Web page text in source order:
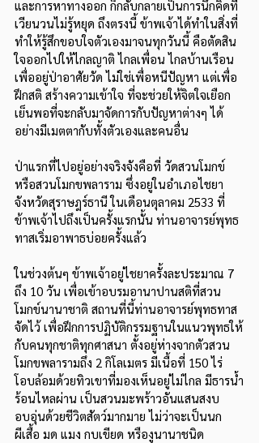
และการหาทางออก ก็กลับกลายเป็นการนึกคิดที่
เวียนวนไม่รู้หยุด ถึงตรงนี้ ข้าพเจ้าได้ทำในสิ่งที่
ทำให้รู้สึกขอบใจตัวเองมาจนทุกวันนี้ คือตัดสิน
ใจออกไปให้ไกลญาติ ไกลเพื่อน ไกลบ้านเรือน
เพื่ออยู่ป่าอาศัยวัด ไม่ใช่เพื่อหนีปัญหา แต่เพื่อ
ฝึกสติ สร้างความเข้าใจ ที่จะช่วยให้จิตใจเยือก
เย็นพอที่จะกลับมาจัดการกับปัญหาต่างๆ ได้
อย่างมีเมตตากับทั้งตัวเองและคนอื่น
ป่าแรกที่ไปอยู่อย่างจริงจังคือที่ วัดสวนโมกข์
หรือสวนโมกขพลาราม ซึ่งอยู่ในอำเภอไชยา
จังหวัดสุราษฎร์ธานี ในเดือนตุลาคม 2533 ที่
ข้าพเจ้าไปถึงเป็นครั้งแรกนั้น ท่านอาจารย์พุทธ
ทาสเริ่มอาพาธบ่อยครั้งแล้ว
ในช่วงต้นๆ ข้าพเจ้าอยู่ไชยาครั้งละประมาณ 7
ถึง 10 วัน เพื่อเข้าอบรมอานาปานสติที่สวน
โมกข์นานาชาติ สถานที่นี้ท่านอาจารย์พุทธทาส
จัดไว้ เพื่อฝึกการปฏิบัติกรรมฐานในแนวพุทธให้
กับคนทุกชาติทุกศาสนา ตั้งอยู่ห่างจากตัวสวน
โมกขพลารามถึง 2 กิโลเมตร มีเนื้อที่ 150 ไร่
โอบล้อมด้วยทิวเขาที่มองเห็นอยู่ไม่ไกล มีธารน้ำ
ร้อนไหลผ่าน เป็นสวนมะพร้าวอันแสนสงบ
อบอุ่นด้วยชีวิตสัตว์มากมาย ไม่ว่าจะเป็นนก
ผีเสื้อ มด แมง กบเขียด หรืองูนานาชนิด